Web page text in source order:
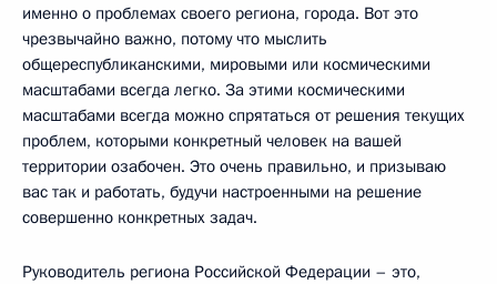
именно о проблемах своего региона, города. Вот это
чрезвычайно важно, потому что мыслить
общереспубликанскими, мировыми или космическими
масштабами всегда легко. За этими космическими
масштабами всегда можно спрятаться от решения текущих
проблем, которыми конкретный человек на вашей
территории озабочен. Это очень правильно, и призываю
вас так и работать, будучи настроенными на решение
совершенно конкретных задач.
Руководитель региона Российской Федерации – это,